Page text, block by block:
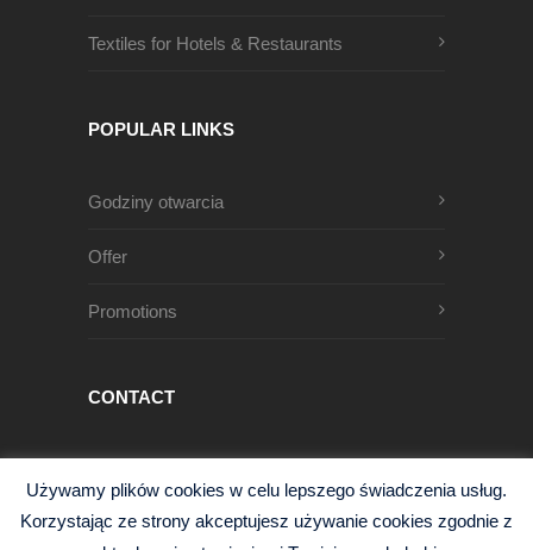
Textiles for Hotels & Restaurants
POPULAR LINKS
Godziny otwarcia
Offer
Promotions
CONTACT
68-200 Żary, Polska
+48 68 363 95 96
Używamy plików cookies w celu lepszego świadczenia usług.
Korzystając ze strony akceptujesz używanie cookies zgodnie z